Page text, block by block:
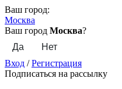
Ваш город:
Москва
Ваш город Москва?
Вход /Регистрация
Подписаться на рассылку